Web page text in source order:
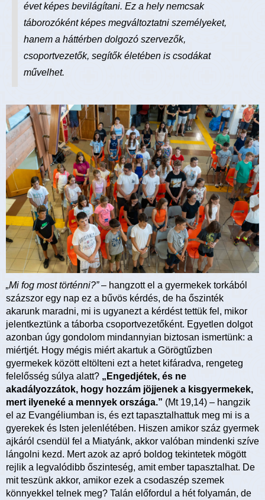
évet képes bevilágítani. Ez a hely nemcsak
táborozóként képes megváltoztatni személyeket,
hanem a háttérben dolgozó szervezők,
csoportvezetők, segítők életében is csodákat
művelhet.
„Mi fog most történni?”– hangzott el a gyermekek torkából
százszor egy nap ez a bűvös kérdés, de ha őszinték
akarunk maradni, mi is ugyanezt a kérdést tettük fel, mikor
jelentkeztünk a táborba csoportvezetőként. Egyetlen dolgot
azonban úgy gondolom mindannyian biztosan ismertünk: a
miértjét. Hogy mégis miért akartuk a Görögtűzben
gyermekek között eltölteni ezt a hetet kifáradva, rengeteg
felelősség súlya alatt? „Engedjétek, és ne
akadályozzátok, hogy hozzám jöjjenek a kisgyermekek,
mert ilyeneké a mennyek országa.” (Mt 19,14) – hangzik
el az Evangéliumban is, és ezt tapasztalhattuk meg mi is a
gyerekek és Isten jelenlétében. Hiszen amikor száz gyermek
ajkáról csendül fel a Miatyánk, akkor valóban mindenki szíve
lángolni kezd. Mert azok az apró boldog tekintetek mögött
rejlik a legvalódibb őszinteség, amit ember tapasztalhat. De
mit teszünk akkor, amikor ezek a csodaszép szemek
könnyekkel telnek meg? Talán előfordul a hét folyamán, de